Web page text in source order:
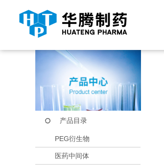
当前位置： 首页 产品中心
产品目录
PEG衍生物
医药中间体